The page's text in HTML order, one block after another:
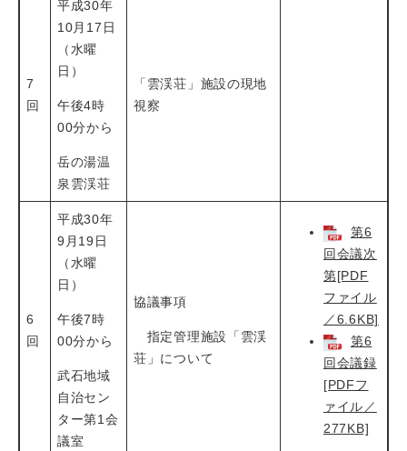
7
回
平成30年
10月17日
（水曜
日）
午後4時
00分から
岳の湯温
泉雲渓荘
「雲渓荘」施設の現地
視察
6
回
平成30年
9月19日
（水曜
日）
午後7時
00分から
武石地域
自治セン
ター第1会
議室
協議事項
指定管理施設「雲渓
荘」について
第6
回会議次
第[PDF
ファイル
／6.6KB]
第6
回会議録
[PDFフ
ァイル／
277KB]